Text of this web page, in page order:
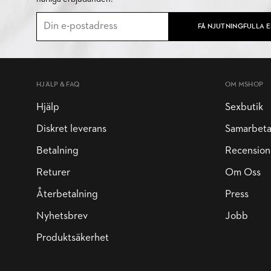
FÅ NJUTNINGFULLA
HJÄLP & FAQ
Hjälp
Diskret leverans
Betalning
Returer
Återbetalning
Nyhetsbrev
Produktsäkerhet
OM MSHOP
Sexbutik
Om Oss
Press
Jobb